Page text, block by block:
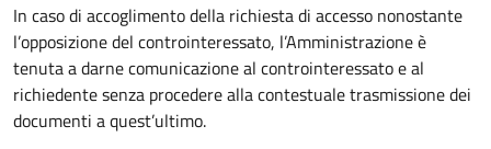
In caso di accoglimento della richiesta di accesso nonostante
l’opposizione del controinteressato, l’Amministrazione è
tenuta a darne comunicazione al controinteressato e al
richiedente senza procedere alla contestuale trasmissione dei
documenti a quest’ultimo.